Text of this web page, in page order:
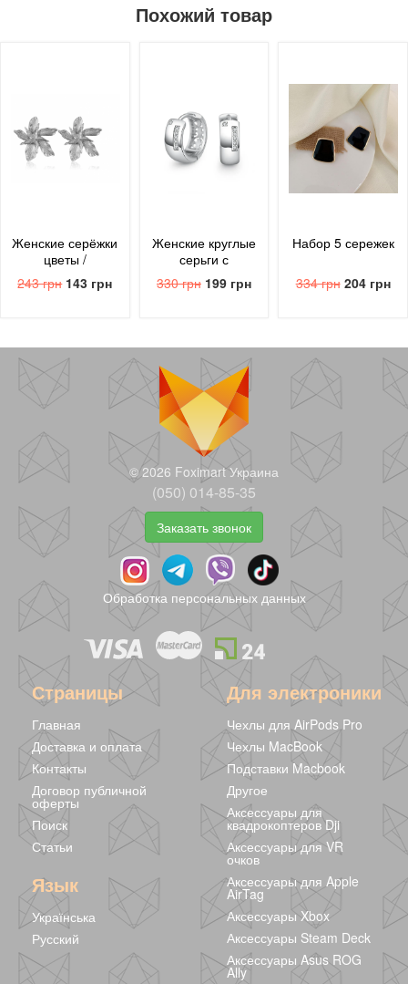
Похожий товар
Женские серёжки
цветы /
серебристые
243 грн 143 грн
Женские круглые
серьги с
блестящим
цирконием
330 грн 199 грн
Набор 5 сережек
334 грн 204 грн
Серьги
камушками
298 грн
Серьги
винтажные
розовые
275 грн 195 грн
Серьги
черные
245 грн
капельки
239 грн
139 грн
Круглые серьги
233 грн
© 2026 Foximart Украина
(050) 014-85-35
Заказать звонок
Обработка персональных данных
Страницы
Главная
Доставка и оплата
Контакты
Договор публичной
оферты
Поиск
Статьи
Язык
Українська
Русский
Для электроники
Чехлы для AirPods Pro
Чехлы MacBook
Подставки Macbook
Другое
Аксессуары для
квадрокоптеров Dji
Аксессуары для VR
очков
Аксессуары для Apple
AirTag
Аксессуары Xbox
Аксессуары Steam Deck
Аксессуары Asus ROG
Ally